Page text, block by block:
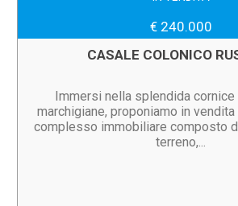
€ 240.000
CASALE COLONICO
Immersi nella splendida
marchigiane, proponiamo in
complesso immobiliare composto
terreno,...